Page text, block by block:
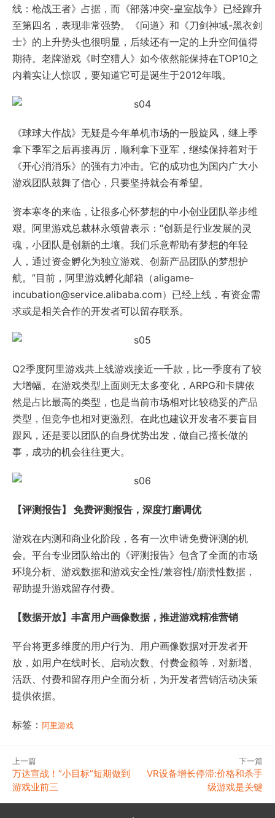
线：枪战王者》占据，而《部落冲突-皇室战争》已经蹿升
至第四名，表现非常强势。《问道》和《刀剑神域-黑衣剑
士》的上升势头也很明显，后续还有一定的上升空间值得
期待。老牌游戏《时空猎人》如今依然能保持在TOP10之
内着实让人惊叹，要知道它可是诞生于2012年哦。
《球球大作战》无疑是今年单机市场的一股旋风，继上季
拿下季军之后再接再厉，顺利拿下亚军，继续保持着对于
《开心消消乐》的强有力冲击。它的成功也为国内广大小
游戏团队鼓舞了信心，只要坚持就会有希望。
资本寒冬的来临，让很多心怀梦想的中小创业团队举步维
艰。阿里游戏总裁林永颂曾表示：“创新是行业发展的灵
魂，小团队是创新的土壤。我们乐意帮助有梦想的年轻
人，通过资金孵化为独立游戏、创新产品团队的梦想护
航。”目前，阿里游戏孵化邮箱（aligame-
incubation@service.alibaba.com）已经上线，有资金需
求或是相关合作的开发者可以留存联系。
Q2季度阿里游戏共上线游戏接近一千款，比一季度有了较
大增幅。在游戏类型上面则无太多变化，ARPG和卡牌依
然是占比最高的类型，也是当前市场相对比较稳妥的产品
类型，但竞争也相对更激烈。在此也建议开发者不要盲目
跟风，还是要以团队的自身优势出发，做自己擅长做的
事，成功的机会往往更大。
【评测报告】 免费评测报告，深度打磨调优
游戏在内测和商业化阶段，各有一次申请免费评测的机
会。平台专业团队给出的《评测报告》包含了全面的市场
环境分析、游戏数据和游戏安全性/兼容性/崩溃性数据，
帮助提升游戏留存付费。
【数据开放】丰富用户画像数据，推进游戏精准营销
平台将更多维度的用户行为、用户画像数据对开发者开
放，如用户在线时长、启动次数、付费金额等，对新增、
活跃、付费和留存用户全面分析，为开发者营销活动决策
提供依据。
标签： 阿里游戏
上一篇
万达宣战！“小目标”短期做到
游戏业前三
下一篇
VR设备增长停滞:价格和杀手
级游戏是关键